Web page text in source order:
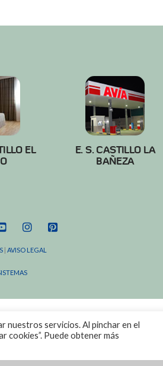
EL
E. S. CASTILLO LA
BAÑEZA
| AVISO LEGAL
nuestros servicios. Al pinchar en el
cookies”. Puede obtener más